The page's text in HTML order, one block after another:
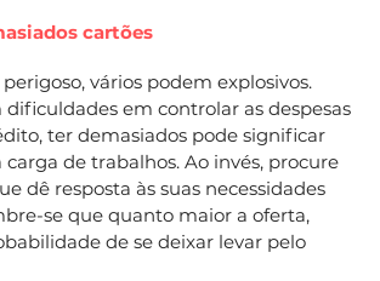
cartões
vários podem explosivos.
em controlar as despesas
ter demasiados pode significar
de trabalhos. Ao invés, procure
dê resposta às suas necessidades
se que quanto maior a oferta,
de se deixar levar pelo